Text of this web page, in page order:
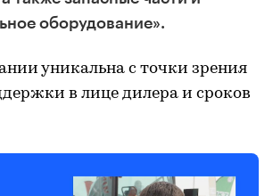
оборудование».
уникальна с точки зрения
в лице дилера и сроков